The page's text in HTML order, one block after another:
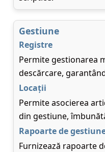
Gestiune
Registre
Permite gestionarea
descărcare,
Locații
Permite asocierea
din gestiune,
Rapoarte de
Furnizează rapoarte